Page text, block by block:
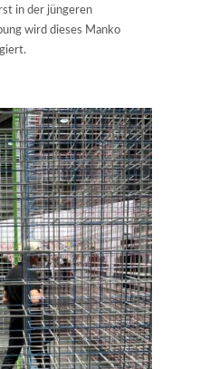
in der jüngeren
wird dieses Manko